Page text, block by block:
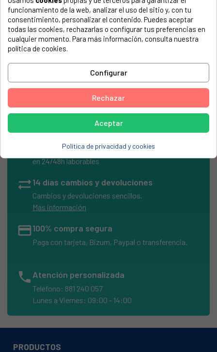
El número de modelo lo encontrarás en la etiqueta de tu
electrodoméstico. Suele estar formado por números y
letras.
Mando cocina Teka marrón con ejes S-98M
local_shippingEnvíos Express
Entrega rápida en península
en 24/48h laborables
sync_alt14 días cambios y devoluciones
Cambios y devoluciones sencillos.
Más información
credit_card100% compra segura
Paga con tarjeta, Bizum, Paypal o transferencia.
phone Atención personalizada
Teléfono: 881 240 057
Lunes a Viernes: 09:00 - 14:00
PRODUCTOS
funcionamiento de la web, analizar el uso del sitio y, con tu
consentimiento, personalizar el contenido. Puedes aceptar
todas las cookies, rechazarlas o configurar tus preferencias en
cualquier momento. Para más información, consulta nuestra
política de cookies.
Configurar
Rechazar
Aceptar
Política de privacidad y cookies